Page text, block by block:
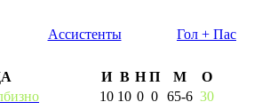
Ассистенты Гол + Пас
И В Н П М
О
10 10 0 0 65-6 30